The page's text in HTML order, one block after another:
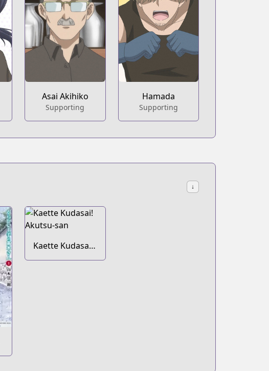
Asai Akihiko
Supporting
Hamada
Supporting
↓
Kaette Kudasai!
Akutsu-san